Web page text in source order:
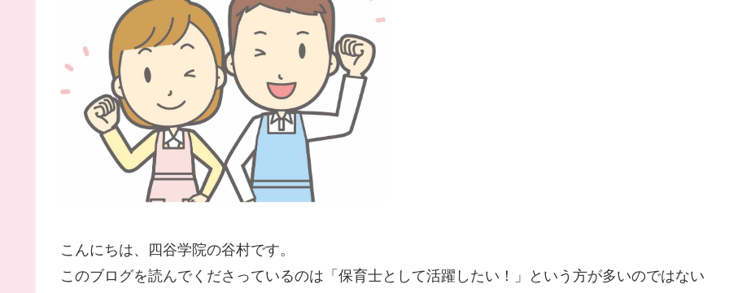
こんにちは、四谷学院の谷村です。
このブログを読んでくださっているのは「保育士として活躍したい！」という方が多いのではない